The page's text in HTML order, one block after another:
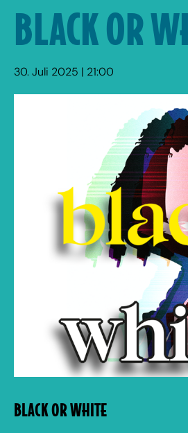
BLACK OR
30. Juli 2025 | 21:00
BLACK OR WHITE